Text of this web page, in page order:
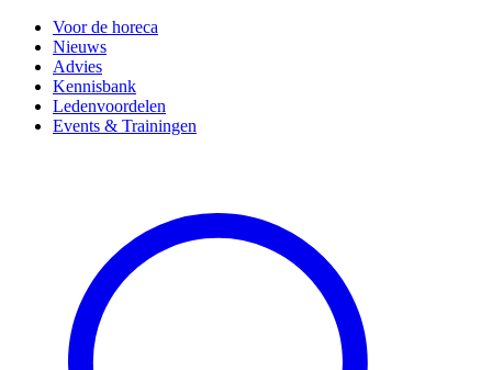
Voor de horeca
Nieuws
Advies
Kennisbank
Ledenvoordelen
Events & Trainingen